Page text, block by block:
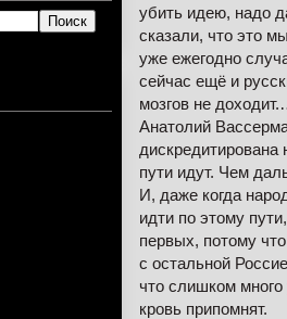
убить идею, надо
сказали, что это
уже ежегодно
сейчас ещё и
мозгов не
Анатолий
пути идут. Чем
И, даже когда
идти по этому
первых, потому
с остальной
что слишком много
кровь припомнят.